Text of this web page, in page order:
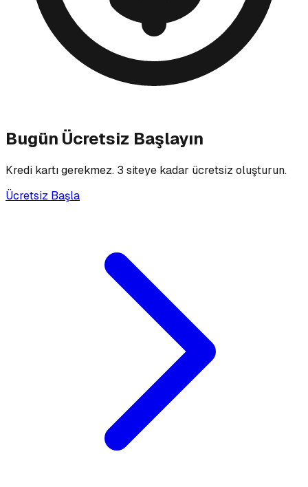
Bugün Ücretsiz Başlayın
Kredi kartı gerekmez. 3 siteye kadar ücretsiz oluşturun.
Ücretsiz Başla